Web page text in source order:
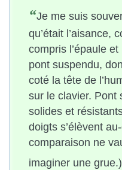
“Je me suis
qu’était l’aisance,
compris l’épaule
pont suspendu,
coté la tête de
sur le clavier. Pont
solides et
doigts s’élèvent
comparaison ne
imaginer une grue.)